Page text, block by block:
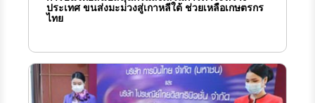
ประเทศ ขนส่งมะม่วงสู่เกาหลีใต้ ช่วยเหลือเกษตรกร
ไทย